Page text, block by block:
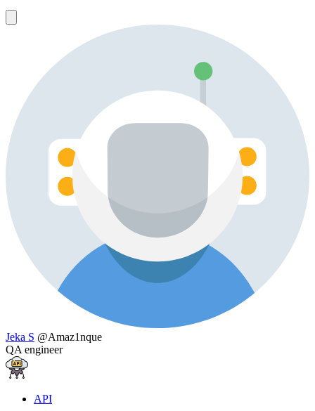
Jeka S @Amaz1nque
QA engineer
API